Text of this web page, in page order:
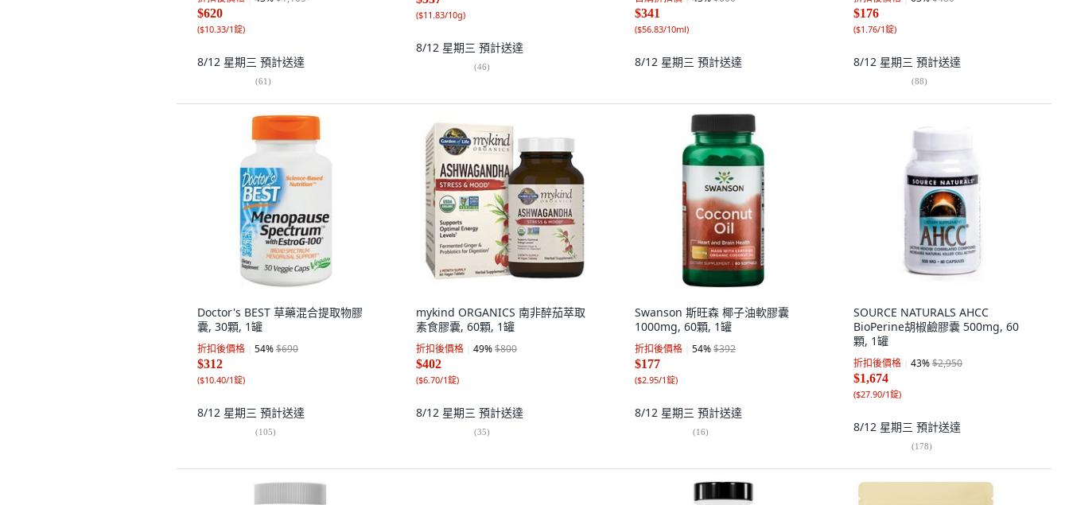
$620
($10.33/1錠)
8/12 星期三 預計送達
(61)
($11.83/10g)
8/12 星期三 預計送達
(46)
$341
($56.83/10ml)
8/12 星期三 預計送達
$176
($1.76/1錠)
8/12 星期三 預計送達
(88)
Doctor's BEST 草藥混合提取物膠
囊, 30顆, 1罐
折扣後價格 54%$690
$312
($10.40/1錠)
8/12 星期三 預計送達
(105)
mykind ORGANICS 南非醉茄萃取
素食膠囊, 60顆, 1罐
折扣後價格 49%$800
$402
($6.70/1錠)
8/12 星期三 預計送達
(35)
Swanson 斯旺森 椰子油軟膠囊
1000mg, 60顆, 1罐
折扣後價格 54%$392
$177
($2.95/1錠)
8/12 星期三 預計送達
(16)
SOURCE NATURALS AHCC
BioPerine胡椒鹼膠囊 500mg, 60
顆, 1罐
折扣後價格 43%$2,950
$1,674
($27.90/1錠)
8/12 星期三 預計送達
(178)